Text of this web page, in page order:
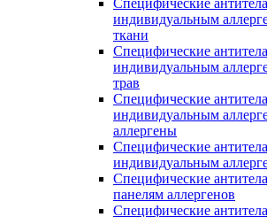
Специфические
индивидуальным
ткани
Специфические
индивидуальным
трав
Специфические
индивидуальным
аллергены
Специфические
индивидуальным
Специфические
панелям аллергенов
Специфические